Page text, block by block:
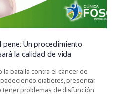
pene: Un procedimiento
la calidad de vida
la batalla contra el cáncer de
diabetes, presentar
tener problemas de disfunción